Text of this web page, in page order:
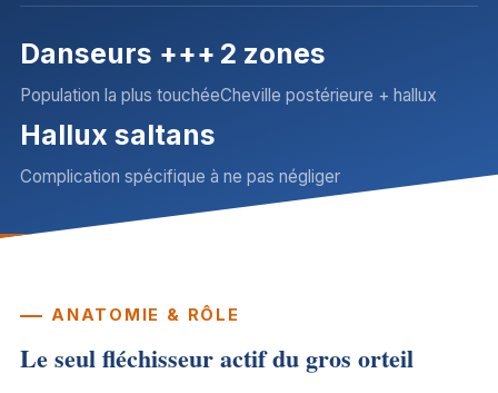
Danseurs +++
Population la plus touchée
2 zones
Cheville postérieure + hallux
Hallux saltans
Complication spécifique à ne pas négliger
ANATOMIE & RÔLE
Le seul fléchisseur actif du gros orteil